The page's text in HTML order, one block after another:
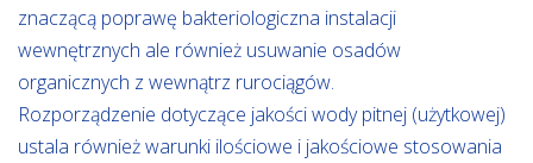
znaczącą poprawę bakteriologiczna instalacji
wewnętrznych ale również usuwanie osadów
organicznych z wewnątrz rurociągów.
Rozporządzenie dotyczące jakości wody pitnej (użytkowej)
ustala również warunki ilościowe i jakościowe stosowania